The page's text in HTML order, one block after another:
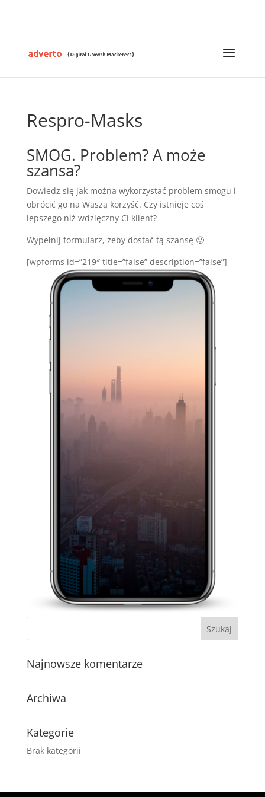
Respro-Masks
SMOG. Problem? A może
szansa?
Dowiedz się jak można wykorzystać problem smogu i
obrócić go na Waszą korzyść. Czy istnieje coś
lepszego niż wdzięczny Ci klient?
Wypełnij formularz, żeby dostać tą szansę 🙂
[wpforms id=”219″ title=”false” description=”false”]
Najnowsze komentarze
Archiwa
Kategorie
Brak kategorii